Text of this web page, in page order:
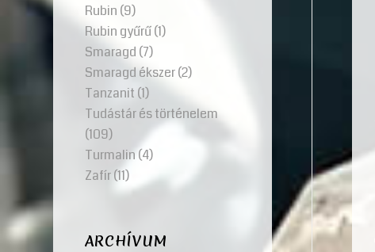
Rubin (9)
Rubin gyűrű(1)
Smaragd (7)
Smaragd ékszer(2)
Tanzanit (1)
Tudástár és történelem
(109)
Turmalin (4)
Zafír(11)
ARCHÍVUM